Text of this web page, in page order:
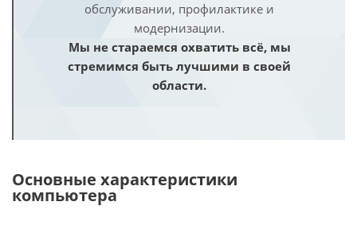
обслуживании, профилактике и
модернизации.
Мы не стараемся охватить всё, мы
стремимся быть лучшими в своей
области.
Основные характеристики
компьютера